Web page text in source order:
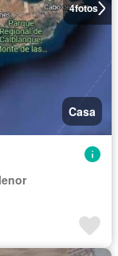
4fotos
Casa